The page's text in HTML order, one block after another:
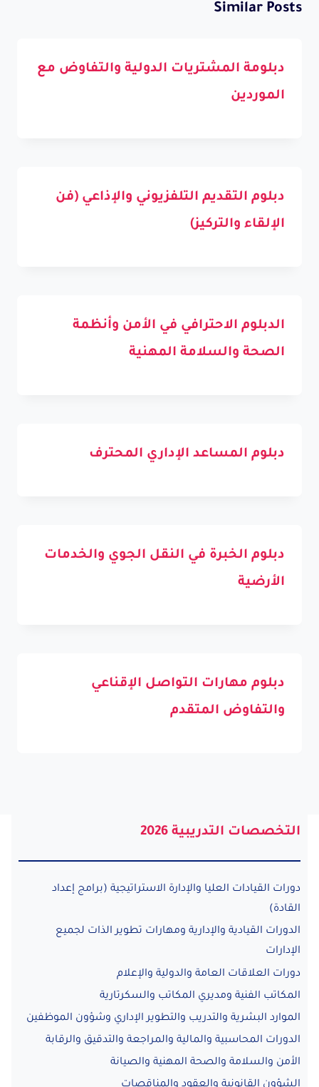
Similar Posts
دبلومة المشتريات الدولية والتفاوض مع
الموردين
دبلوم التقديم التلفزيوني والإذاعي (فن
الإلقاء والتركيز)
الدبلوم الاحترافي في الأمن وأنظمة
الصحة والسلامة المهنية
دبلوم المساعد الإداري المحترف
دبلوم الخبرة في النقل الجوي والخدمات
الأرضية
دبلوم مهارات التواصل الإقناعي
والتفاوض المتقدم
التخصصات التدريبية 2026
دورات القيادات العليا والإدارة الاستراتيجية (برامج إعداد
القادة)
الدورات القيادية والإدارية ومهارات تطوير الذات لجميع
الإدارات
دورات العلاقات العامة والدولية والإعلام
المكاتب الفنية ومديري المكاتب والسكرتارية
الموارد البشرية والتدريب والتطوير الإداري وشؤون الموظفين
الدورات المحاسبية والمالية والمراجعة والتدقيق والرقابة
الأمن والسلامة والصحة المهنية والصيانة